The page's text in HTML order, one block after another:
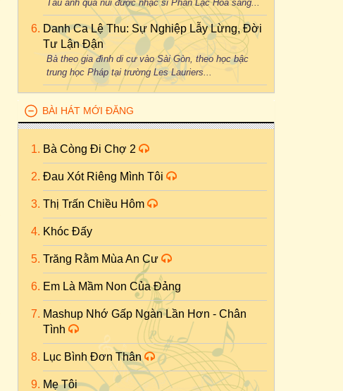
Tàu anh qua núi được nhạc sĩ Phan Lạc Hoa sáng...
Danh Ca Lệ Thu: Sự Nghiệp Lẫy Lừng, Đời
Tư Lận Đận
Bà theo gia đình di cư vào Sài Gòn, theo học bậc
trung học Pháp tại trường Les Lauriers...
BÀI HÁT MỚI ĐĂNG
Bà Còng Đi Chợ 2
Đau Xót Riêng Mình Tôi
Thị Trấn Chiều Hôm
Khóc Đấy
Trăng Rằm Mùa An Cư
Em Là Mầm Non Của Đảng
Mashup Nhớ Gấp Ngàn Lần Hơn - Chân
Tình
Lục Bình Đơn Thân
Mẹ Tôi